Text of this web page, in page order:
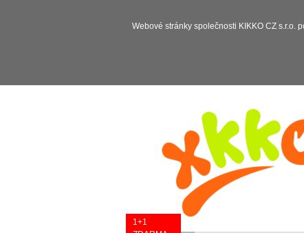
Webové stránky společnosti KIKKO CZ s.r.o.
1+1